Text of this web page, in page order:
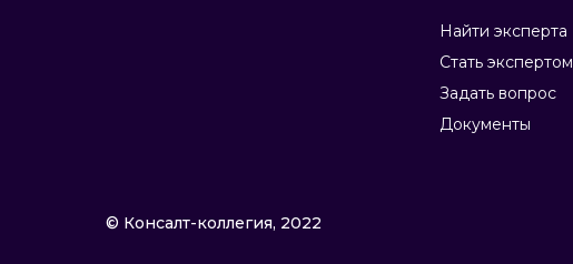
Найти эксперта
Стать экспертом
Задать вопрос
Документы
© Консалт-коллегия, 2022